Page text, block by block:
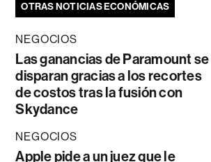
OTRAS NOTICIAS ECONÓMICAS
NEGOCIOS
Las ganancias de Paramount se
disparan gracias a los recortes
de costos tras la fusión con
Skydance
NEGOCIOS
Apple pide a un juez que le